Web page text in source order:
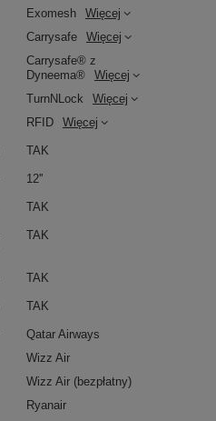
Exomesh
Więcej
Carrysafe
Więcej
Carrysafe® z
Dyneema®
Więcej
TurnNLock
Więcej
RFID
Więcej
TAK
12''
TAK
TAK
TAK
TAK
Qatar Airways
Wizz Air
Wizz Air (bezpłatny)
Ryanair